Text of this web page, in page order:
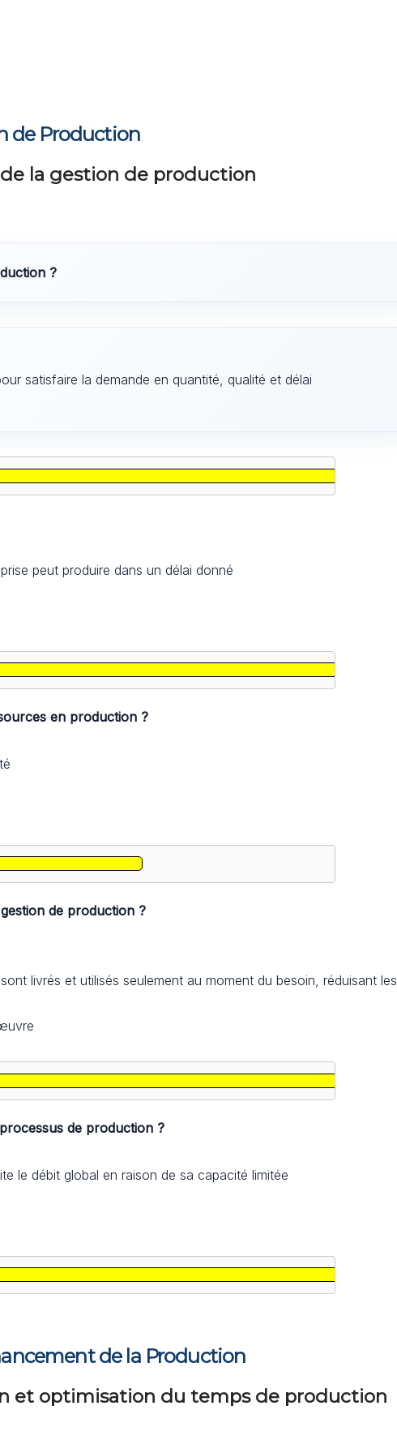
de Production
la gestion de production
?
satisfaire la demande en quantité, qualité et délai
peut produire dans un délai donné
en production ?
de production ?
livrés et utilisés seulement au moment du besoin, réduisant les
de production ?
le débit global en raison de sa capacité limitée
de la Production
et optimisation du temps de production